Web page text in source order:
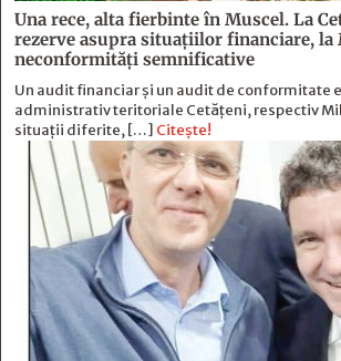
Una rece, alta fierbinte în Muscel. La
rezerve asupra situaţiilor financiare, la
neconformităţi semnificative
Un audit financiar și un audit de conformitate
administrativ teritoriale Cetățeni, respectiv
situații diferite, […] Citește!